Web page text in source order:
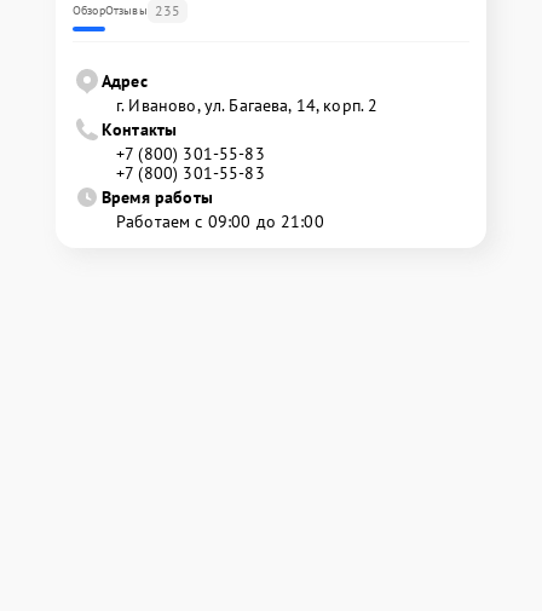
ОбзорОтзывы 235
Адрес
г. Иваново, ул. Багаева, 14, корп. 2
Контакты
+7 (800) 301-55-83
+7 (800) 301-55-83
Время работы
Работаем с 09:00 до 21:00